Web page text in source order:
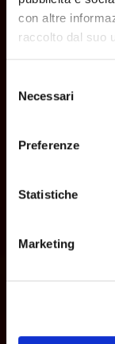
con altre
raccolto dal suo
delNecessari
Preferenze
Statistiche
Marketing